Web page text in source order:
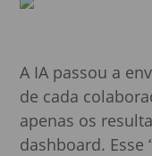
A IA passou a
de cada
apenas os
dashboard. Esse